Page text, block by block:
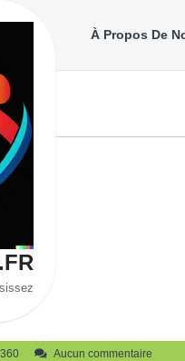
À Propos De
training360
Aucun commentaire